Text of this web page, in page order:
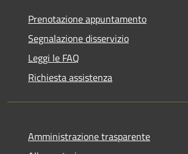
Prenotazione appuntamento
Segnalazione disservizio
Leggi le FAQ
Richiesta assistenza
Amministrazione trasparente